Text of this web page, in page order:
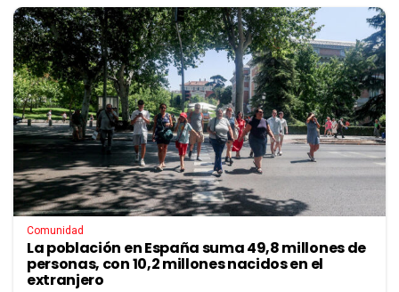
Comunidad
La población en España suma 49,8 millones de
personas, con 10,2 millones nacidos en el
extranjero